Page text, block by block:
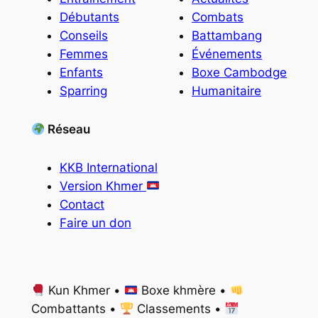
Débutants
Conseils
Femmes
Enfants
Sparring
Combats
Battambang
Événements
Boxe Cambodge
Humanitaire
Réseau
KKB International
Version Khmer
Contact
Faire un don
Kun Khmer •
Boxe khmère •
Combattants •
Classements •